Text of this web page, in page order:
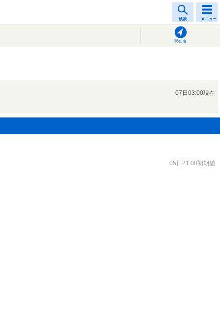
検索 メニュー
現在地
07日03:00現在
05日21:00初期値